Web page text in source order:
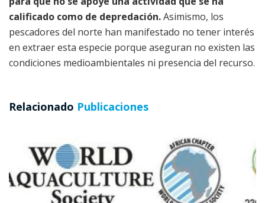
calificado como de depredación.Asimismo, los
pescadores del norte han manifestado no tener interés
en extraer esta especie porque aseguran no existen las
condiciones medioambientales ni presencia del recurso.
Relacionado Publicaciones